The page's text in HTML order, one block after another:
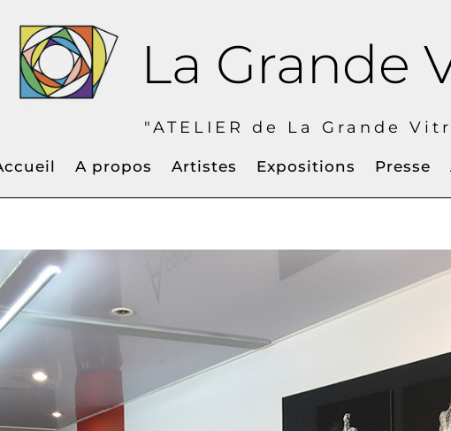
La Grande
"ATELIER de La Grande
A propos Artistes Expositions Presse